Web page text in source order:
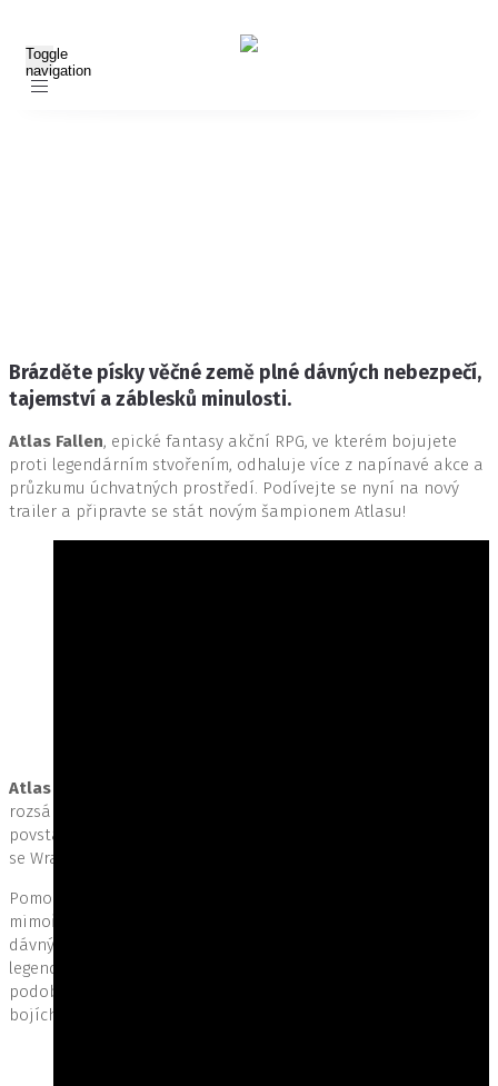
Toggle
navigation
Brázděte písky věčné země plné dávných nebezpečí,
tajemství a záblesků minulosti.
Atlas Fallen, epické fantasy akční RPG, ve kterém bojujete
proti legendárním stvořením, odhaluje více z napínavé akce a
průzkumu úchvatných prostředí. Podívejte se nyní na nový
trailer a připravte se stát novým šampionem Atlasu!
Atlas Fallen
rozsáhlým, pískem pokrytým světem. Jste hrdinou, který
povstane proti tyranskému bohu Slunce Thelosovi a postaví
se Wraithům, děsivým božským stvořením, která sužují zemi.
Pomocí Rukavice, magického artefaktu, který vám propůjčí
mimořádné schopnosti, můžete brázdit písky věčné země plné
dávných nebezpečí, tajemství a záblesků minulosti. Lovte
legendární monstra, používejte mocné zbraně měnící svoji
podobu a ničivé schopnosti na bázi písku ve spektakulárních
bojích se supersilami.